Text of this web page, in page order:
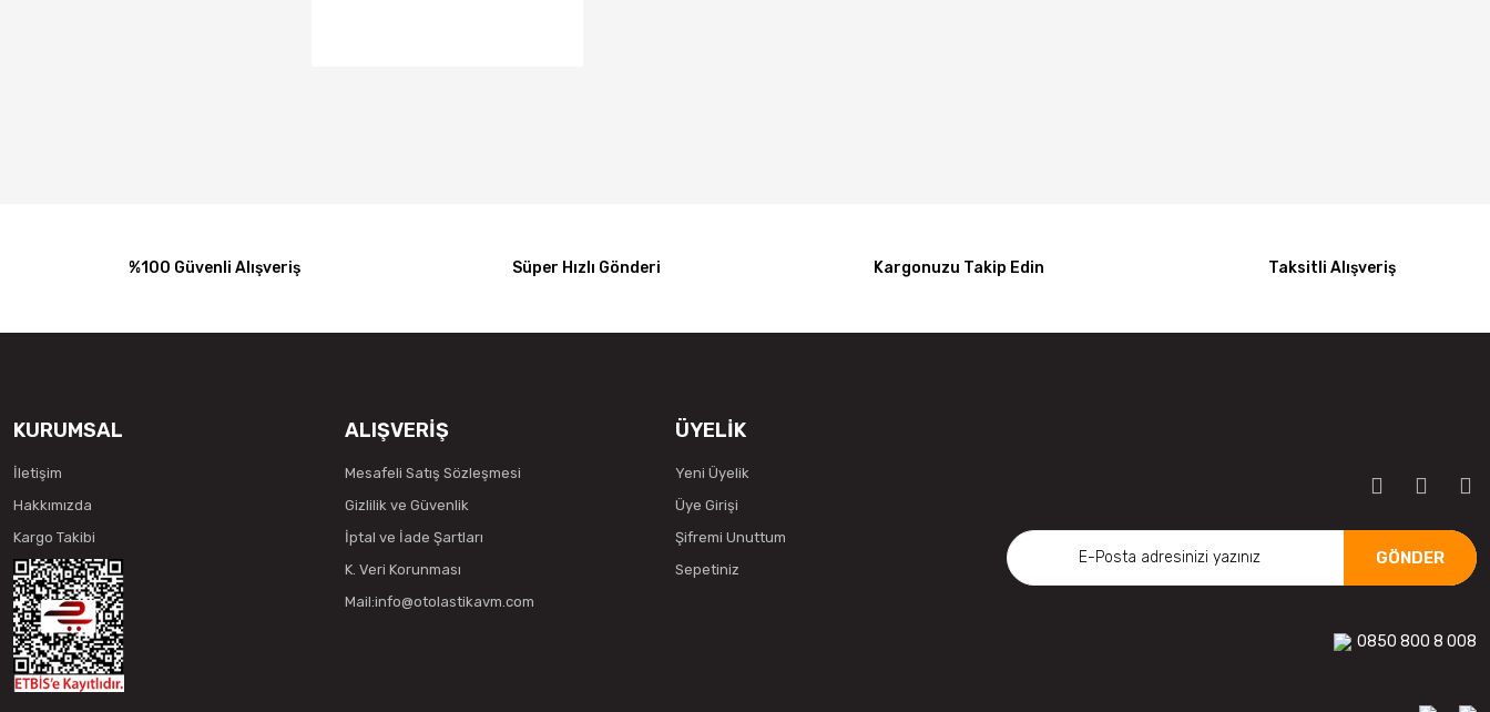
%100 Güvenli Alışveriş Süper Hızlı Gönderi Kargonuzu Takip Edin Taksitli Alışveriş
KURUMSAL
İletişim
Hakkımızda
Kargo Takibi
ALIŞVERİŞ
Mesafeli Satış Sözleşmesi
Gizlilik ve Güvenlik
İptal ve İade Şartları
K. Veri Korunması
Mail:info@otolastikavm.com
ÜYELİK
Yeni Üyelik
Üye Girişi
Şifremi Unuttum
Sepetiniz
GÖNDER
0850 800 8 008